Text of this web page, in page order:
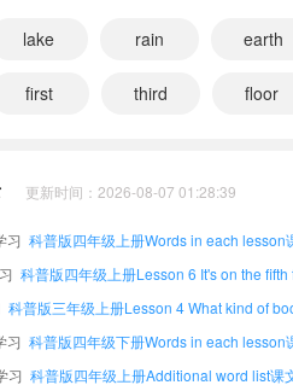
lake rain earth
first third floor
更新时间：2026-08-07 01:28:39
科普版四年级上册Additional word list课
科普版四年级上册Lesson 10 Revision课
科普版五年级下册Additional word list课
习
习
习 科普版四年级上册Additional word list课